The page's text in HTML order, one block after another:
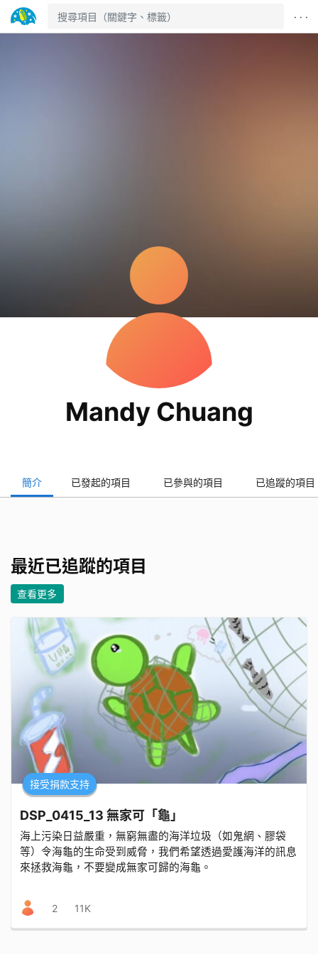
· · ·
Mandy Chuang
簡介 已發起的項目 已參與的項目 已追蹤的項目
最近已追蹤的項目
查看更多
接受捐款支持
DSP_0415_13 無家可「龜」
海上污染日益嚴重，無窮無盡的海洋垃圾（如鬼網、膠袋
等）令海龜的生命受到威脅，我們希望透過愛護海洋的訊息
來拯救海龜，不要變成無家可歸的海龜。
2 11K